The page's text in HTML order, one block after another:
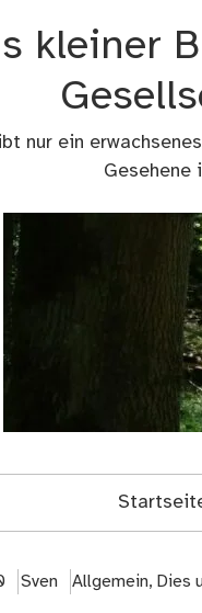
kleiner
nur ein
Gesehene
Sven Allgemein, Dies